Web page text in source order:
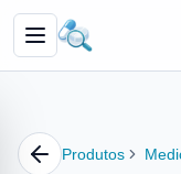
Produtos